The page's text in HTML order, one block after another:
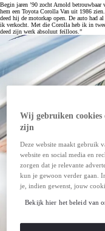
Begin jaren ’90 zocht Arnold
hem een Toyota Corolla Van uit 1986
deed hij de motorkap open. De auto had
ik verkocht. Met die Corolla heb ik in
deed zijn werk absoluut feilloos.”
Wij gebruiken
zijn
Deze website maakt gebruik
website en social media en
zorgen dat je relevante
kun je gewoon verder gaan.
je, indien gewenst, jouw
Bekijk hier het beleid van